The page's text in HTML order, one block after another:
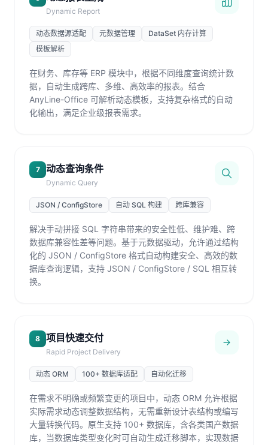
Dynamic Report
动态数据源适配 元数据管理
DataSet 内存计算
模板解析
在财务、库存等 ERP 模块中，根据不同维度查询统计数
据，自动生成跨库、多维、高效率的报表。结合
AnyLine-Office 可解析动态模板，支持复杂格式的自动
化输出，满足企业级报表需求。
7 动态查询条件
Dynamic Query
JSON / ConfigStore 自动 SQL 构建 跨库兼容
解决手动拼接 SQL 字符串带来的安全性低、维护难、跨
数据库兼容性差等问题。基于元数据驱动，允许通过结构
化的 JSON / ConfigStore 格式自动构建安全、高效的数
据库查询逻辑，支持 JSON / ConfigStore / SQL 相互转
换。
8 项目快速交付
Rapid Project Delivery
动态 ORM 100+ 数据库适配 自动化迁移
在需求不明确或频繁变更的项目中，动态 ORM 允许根据
实际需求动态调整数据结构，无需重新设计表结构或编写
大量转换代码。原生支持 100+ 数据库，含各类国产数据
库，当数据库类型变化时可自动生成迁移脚本，实现数据